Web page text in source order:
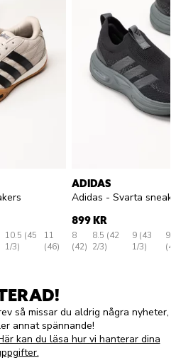
10.5 (45
1/3)
11
(46)
ADIDAS
Adidas - Svarta
899 KR
8
(42)
8.5 (42
2/3)
9 (43
1/3)
så missar du aldrig några nyheter,
annat spännande!
kan du läsa hur vi hanterar dina